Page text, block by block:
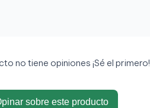
no tiene opiniones ¡Sé el primero!
sobre este producto